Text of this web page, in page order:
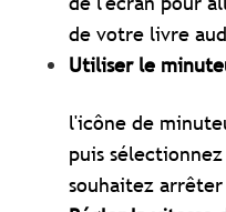
de votre livre
Utiliser le
l'icône de
puis
souhaitez